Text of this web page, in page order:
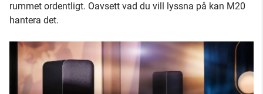
rummet ordentligt. Oavsett vad du vill lyssna på kan M20
hantera det.